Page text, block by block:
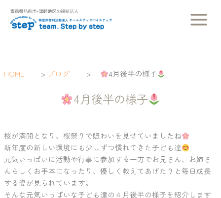
プHOME > ブログ > 4月後半の様子
4月後半の様子
桜が満開となり、桜祭りで賑わいを見せていましたね
新年度の新しい環境にも少しずつ慣れてきた子ども達
元気いっぱいに活動や行事に参加する一方でお兄さん、お姉さ
んらしくお手本になったり、優しく教えてあげたりと毎日成長
する姿が見られています。
そんな元気いっぱいな子ども達の４月後半の様子を紹介します